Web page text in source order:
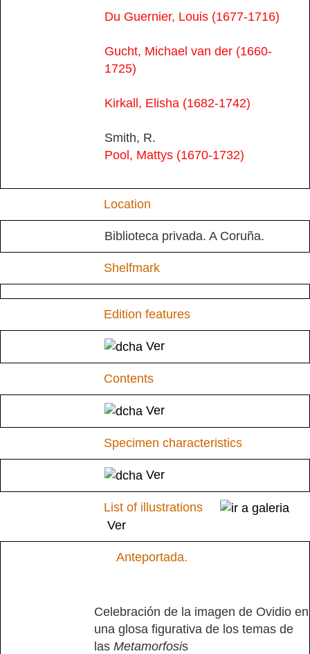
Du Guernier, Louis (1677-1716)
Gucht, Michael van der (1660-
1725)
Kirkall, Elisha (1682-1742)
Smith, R.
Pool, Mattys (1670-1732)
Location
Biblioteca privada. A Coruña.
Shelfmark
Edition features
Ver
Contents
Ver
Specimen characteristics
Ver
List of illustrations
Ver
Anteportada.
Celebración de la imagen de Ovidio en
una glosa figurativa de los temas de
las Metamorfosis